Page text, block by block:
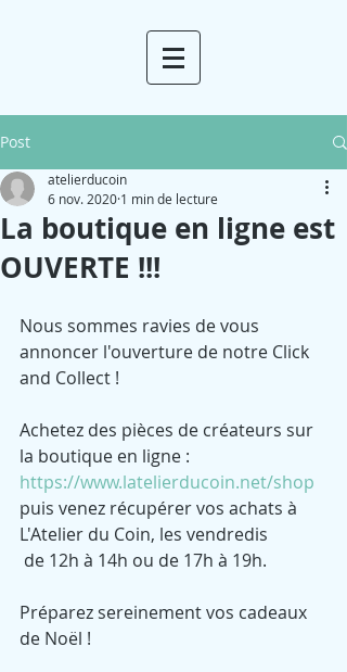
Post
La boutique en ligne est
OUVERTE !!!
atelierducoin
6 nov. 2020 1 min de lecture
Nous sommes ravies de vous
annoncer l'ouverture de notre Click
and Collect !
Achetez des pièces de créateurs sur
la boutique en ligne :
https://www.latelierducoin.net/shop
puis venez récupérer vos achats à
L'Atelier du Coin, les vendredis
de 12h à 14h ou de 17h à 19h.
Préparez sereinement vos cadeaux
de Noël !